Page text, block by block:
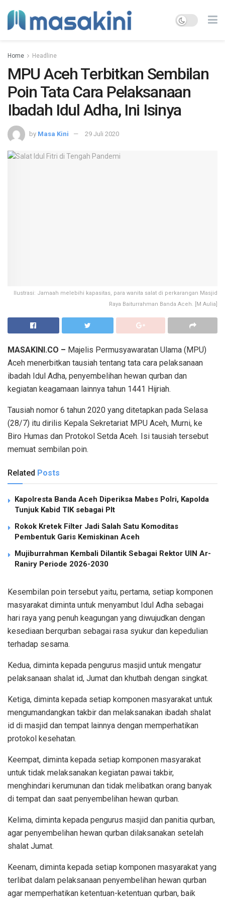
Home Headline
MPU Aceh Terbitkan Sembilan
Poin Tata Cara Pelaksanaan
Ibadah Idul Adha, Ini Isinya
by Masa Kini 29 Juli 2020
Ilustrasi: Jamaah melebihi kapasitas, para wanita salat di perkarangan Masjid
Raya Baiturrahman Banda Aceh. [M Aulia]
MASAKINI.CO – Majelis Permusyawaratan Ulama (MPU)
Aceh menerbitkan tausiah tentang tata cara pelaksanaan
ibadah Idul Adha, penyembelihan hewan qurban dan
kegiatan keagamaan lainnya tahun 1441 Hijriah.
Tausiah nomor 6 tahun 2020 yang ditetapkan pada Selasa
(28/7) itu dirilis Kepala Sekretariat MPU Aceh, Murni, ke
Biro Humas dan Protokol Setda Aceh. Isi tausiah tersebut
memuat sembilan poin.
Related Posts
Kapolresta Banda Aceh Diperiksa Mabes Polri, Kapolda
Tunjuk Kabid TIK sebagai Plt
Rokok Kretek Filter Jadi Salah Satu Komoditas
Pembentuk Garis Kemiskinan Aceh
Mujiburrahman Kembali Dilantik Sebagai Rektor UIN Ar-
Raniry Periode 2026-2030
Kesembilan poin tersebut yaitu, pertama, setiap komponen
masyarakat diminta untuk menyambut Idul Adha sebagai
hari raya yang penuh keagungan yang diwujudkan dengan
kesediaan berqurban sebagai rasa syukur dan kepedulian
terhadap sesama.
Kedua, diminta kepada pengurus masjid untuk mengatur
pelaksanaan shalat id, Jumat dan khutbah dengan singkat.
Ketiga, diminta kepada setiap komponen masyarakat untuk
mengumandangkan takbir dan melaksanakan ibadah shalat
id di masjid dan tempat lainnya dengan memperhatikan
protokol kesehatan.
Keempat, diminta kepada setiap komponen masyarakat
untuk tidak melaksanakan kegiatan pawai takbir,
menghindari kerumunan dan tidak melibatkan orang banyak
di tempat dan saat penyembelihan hewan qurban.
Kelima, diminta kepada pengurus masjid dan panitia qurban,
agar penyembelihan hewan qurban dilaksanakan setelah
shalat Jumat.
Keenam, diminta kepada setiap komponen masyarakat yang
terlibat dalam pelaksanaan penyembelihan hewan qurban
agar memperhatikan ketentuan-ketentuan qurban, baik